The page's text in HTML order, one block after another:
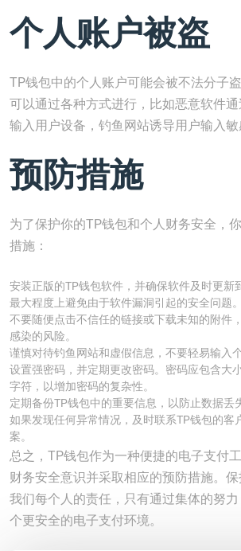
个人账户被盗
TP钱包中的个人账户可能会被不法分子
可以通过各种方式进行，比如恶意软件
输入用户设备，钓鱼网站诱导用户输入敏
预防措施
为了保护你的TP钱包和个人财务安全，
措施：
安装正版的TP钱包软件，并确保软件及时更新
最大程度上避免由于软件漏洞引起的安全问题。
不要随便点击不信任的链接或下载未知的附件
感染的风险。
谨慎对待钓鱼网站和虚假信息，不要轻易输入
设置强密码，并定期更改密码。密码应包含大
字符，以增加密码的复杂性。
定期备份TP钱包中的重要信息，以防止数据丢
如果发现任何异常情况，及时联系TP钱包的客
案。
总之，TP钱包作为一种便捷的电子支付
财务安全意识并采取相应的预防措施。
我们每个人的责任，只有通过集体的努
个更安全的电子支付环境。